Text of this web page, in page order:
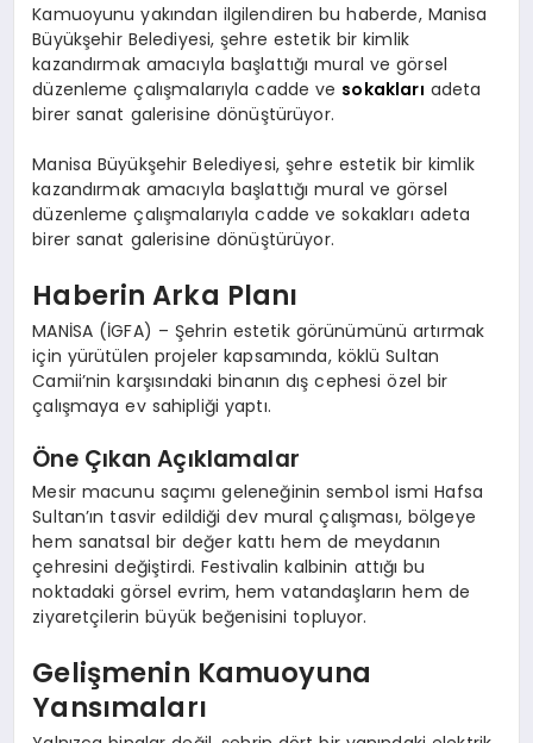
Kamuoyunu yakından ilgilendiren bu haberde, Manisa
Büyükşehir Belediyesi, şehre estetik bir kimlik
kazandırmak amacıyla başlattığı mural ve görsel
düzenleme çalışmalarıyla cadde ve sokakları adeta
birer sanat galerisine dönüştürüyor.
Manisa Büyükşehir Belediyesi, şehre estetik bir kimlik
kazandırmak amacıyla başlattığı mural ve görsel
düzenleme çalışmalarıyla cadde ve sokakları adeta
birer sanat galerisine dönüştürüyor.
Haberin Arka Planı
MANİSA (İGFA) – Şehrin estetik görünümünü artırmak
için yürütülen projeler kapsamında, köklü Sultan
Camii’nin karşısındaki binanın dış cephesi özel bir
çalışmaya ev sahipliği yaptı.
Öne Çıkan Açıklamalar
Mesir macunu saçımı geleneğinin sembol ismi Hafsa
Sultan’ın tasvir edildiği dev mural çalışması, bölgeye
hem sanatsal bir değer kattı hem de meydanın
çehresini değiştirdi. Festivalin kalbinin attığı bu
noktadaki görsel evrim, hem vatandaşların hem de
ziyaretçilerin büyük beğenisini topluyor.
Gelişmenin Kamuoyuna
Yansımaları